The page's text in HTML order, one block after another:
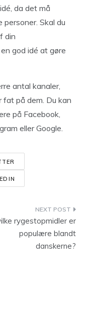
da det må
Skal du
din
god idé at gøre
antal kanaler,
fat på dem. Du kan
på Facebook,
eller Google.
rygestopmidler er
populære blandt
danskerne?